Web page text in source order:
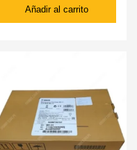
Añadir al carrito